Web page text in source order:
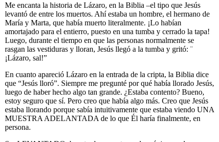
Me encanta la historia de Lázaro, en la Biblia –el tipo que Jesús
levantó de entre los muertos. Ahí estaba un hombre, el hermano de
María y Marta, que había muerto literalmente. ¡Lo habían
amortajado para el entierro, puesto en una tumba y cerrado la tapa!
Luego, durante el tiempo en que las personas normalmente se
rasgan las vestiduras y lloran, Jesús llegó a la tumba y gritó: ¨
¡Lázaro, sal!”
En cuanto apareció Lázaro en la entrada de la cripta, la Biblia dice
que “Jesús lloró”. Siempre me pregunté por qué había llorado Jesús,
luego de haber hecho algo tan grande. ¿Estaba contento? Bueno,
estoy seguro que sí. Pero creo que había algo más. Creo que Jesús
estaba llorando porque sabía intuitivamente que estaba viendo UNA
MUESTRA ADELANTADA de lo que Él haría finalmente, en
persona.